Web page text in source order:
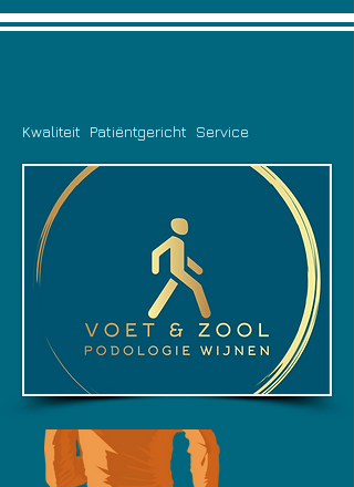
Kwaliteit Patiëntgericht Service